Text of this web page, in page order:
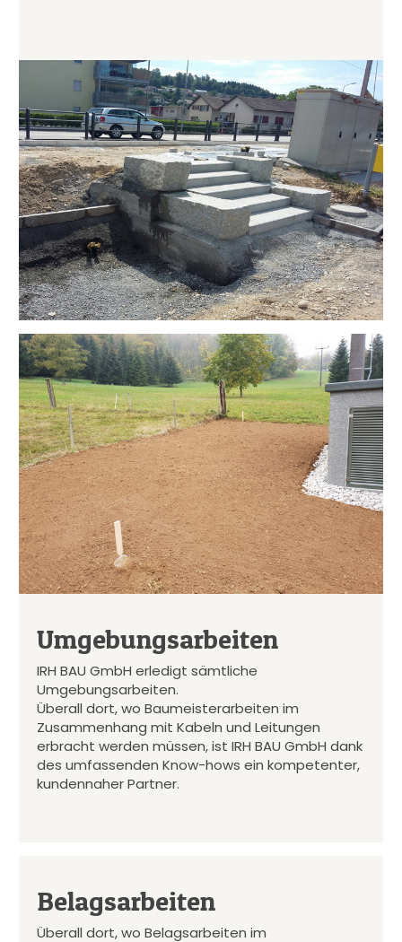
Umgebungsarbeiten
IRH BAU GmbH erledigt sämtliche
Umgebungsarbeiten.
Überall dort, wo Baumeisterarbeiten im
Zusammenhang mit Kabeln und Leitungen
erbracht werden müssen, ist IRH BAU GmbH dank
des umfassenden Know-hows ein kompetenter,
kundennaher Partner.
Belagsarbeiten
Überall dort, wo Belagsarbeiten im